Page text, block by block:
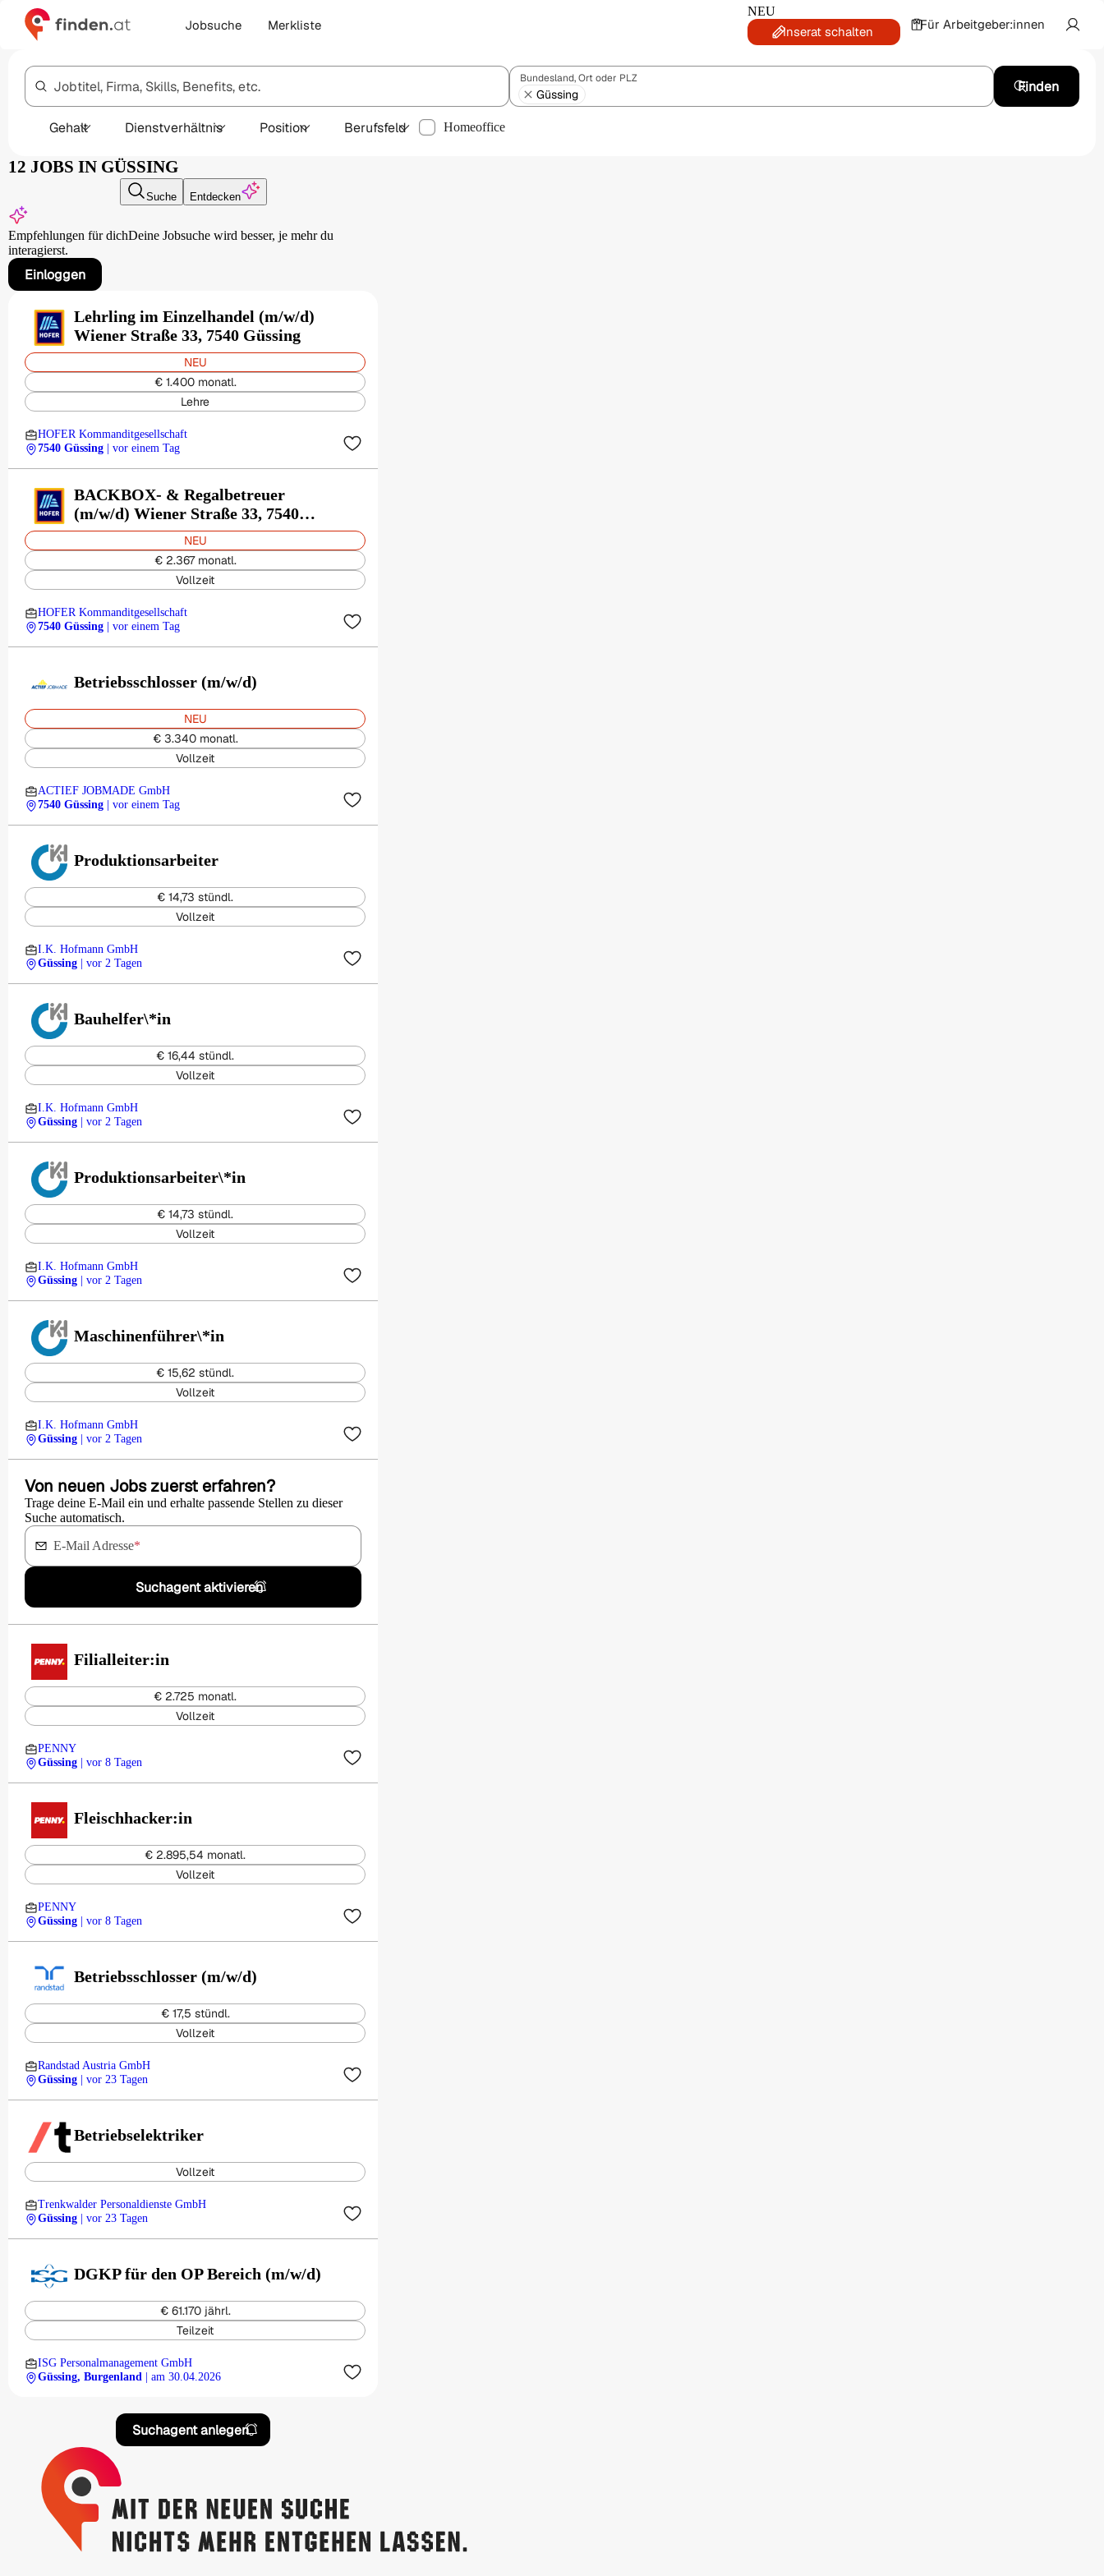
Jobsuche Merkliste
NEU
Inserat schalten Für Arbeitgeber:innen
Jobtitel, Firma, Skills, Benefits, etc. Bundesland, Ort oder PLZ
Güssing Finden
Gehalt Dienstverhältnis Position Berufsfeld Homeoffice
12 JOBS IN GÜSSING
Suche Entdecken
Empfehlungen für dichDeine Jobsuche wird besser, je mehr du
interagierst.
Einloggen
Lehrling im Einzelhandel (m/w/d)
Wiener Straße 33, 7540 Güssing
NEU
€ 1.400 monatl.
Lehre
HOFER Kommanditgesellschaft
7540 Güssing
| vor einem Tag
BACKBOX- & Regalbetreuer
(m/w/d) Wiener Straße 33, 7540
Güssing
NEU
€ 2.367 monatl.
Vollzeit
HOFER Kommanditgesellschaft
7540 Güssing
| vor einem Tag
Betriebsschlosser (m/w/d)
NEU
€ 3.340 monatl.
Vollzeit
ACTIEF JOBMADE GmbH
7540 Güssing
| vor einem Tag
Produktionsarbeiter
€ 14,73 stündl.
Vollzeit
I.K. Hofmann GmbH
Güssing
| vor 2 Tagen
Bauhelfer\*in
€ 16,44 stündl.
Vollzeit
I.K. Hofmann GmbH
Güssing
| vor 2 Tagen
Produktionsarbeiter\*in
€ 14,73 stündl.
Vollzeit
I.K. Hofmann GmbH
Güssing
| vor 2 Tagen
Maschinenführer\*in
€ 15,62 stündl.
Vollzeit
I.K. Hofmann GmbH
Güssing
| vor 2 Tagen
Von neuen Jobs zuerst erfahren?
Trage deine E-Mail ein und erhalte passende Stellen zu dieser
Suche automatisch.
E-Mail Adresse*
Suchagent aktivieren
Filialleiter:in
€ 2.725 monatl.
Vollzeit
PENNY
Güssing
| vor 8 Tagen
Fleischhacker:in
€ 2.895,54 monatl.
Vollzeit
PENNY
Güssing
| vor 8 Tagen
Betriebsschlosser (m/w/d)
€ 17,5 stündl.
Vollzeit
Randstad Austria GmbH
Güssing
| vor 23 Tagen
Betriebselektriker
Vollzeit
Trenkwalder Personaldienste GmbH
Güssing
| vor 23 Tagen
DGKP für den OP Bereich (m/w/d)
€ 61.170 jährl.
Teilzeit
ISG Personalmanagement GmbH
Güssing, Burgenland
| am 30.04.2026
Suchagent anlegen